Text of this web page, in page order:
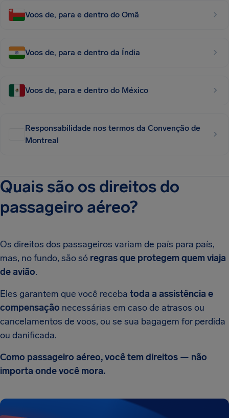
Voos de, para e dentro do Omã
Voos de, para e dentro da Índia
Voos de, para e dentro do México
Responsabilidade nos termos da Convenção de
Montreal
Quais são os direitos do
passageiro aéreo?
Os direitos dos passageiros variam de país para país,
mas, no fundo, são só regras que protegem quem viaja
de avião.
Eles garantem que você receba toda a assistência e
compensação necessárias em caso de atrasos ou
cancelamentos de voos, ou se sua bagagem for perdida
ou danificada.
Como passageiro aéreo, você tem direitos — não
importa onde você mora.